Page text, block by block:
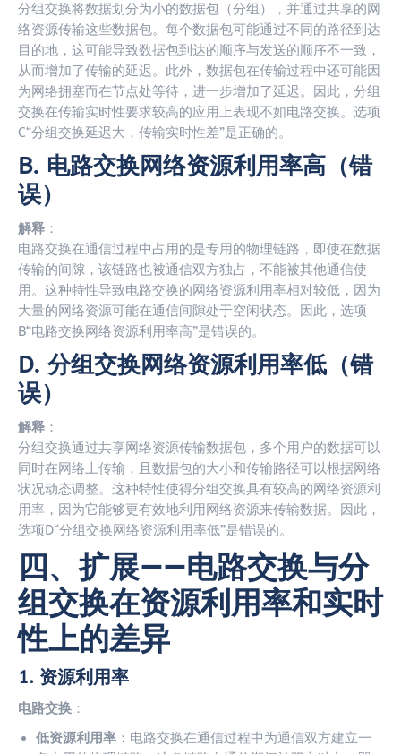
分组交换将数据划分为小的数据包（分组），并通过共享的网
络资源传输这些数据包。每个数据包可能通过不同的路径到达
目的地，这可能导致数据包到达的顺序与发送的顺序不一致，
从而增加了传输的延迟。此外，数据包在传输过程中还可能因
为网络拥塞而在节点处等待，进一步增加了延迟。因此，分组
交换在传输实时性要求较高的应用上表现不如电路交换。选项
C“分组交换延迟大，传输实时性差”是正确的。
B. 电路交换网络资源利用率高（错
误）
解释 ：
电路交换在通信过程中占用的是专用的物理链路，即使在数据
传输的间隙，该链路也被通信双方独占，不能被其他通信使
用。这种特性导致电路交换的网络资源利用率相对较低，因为
大量的网络资源可能在通信间隙处于空闲状态。因此，选项
B“电路交换网络资源利用率高”是错误的。
D. 分组交换网络资源利用率低（错
误）
解释 ：
分组交换通过共享网络资源传输数据包，多个用户的数据可以
同时在网络上传输，且数据包的大小和传输路径可以根据网络
状况动态调整。这种特性使得分组交换具有较高的网络资源利
用率，因为它能够更有效地利用网络资源来传输数据。因此，
选项D“分组交换网络资源利用率低”是错误的。
四、扩展——电路交换与分
组交换在资源利用率和实时
性上的差异
1. 资源利用率
电路交换 ：
低资源利用率 ：电路交换在通信过程中为通信双方建立一